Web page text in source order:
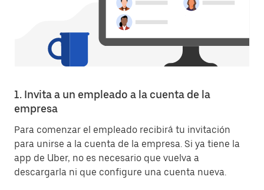
1. Invita a un empleado a la cuenta de la
empresa
Para comenzar el empleado recibirá tu invitación
para unirse a la cuenta de la empresa. Si ya tiene la
app de Uber, no es necesario que vuelva a
descargarla ni que configure una cuenta nueva.